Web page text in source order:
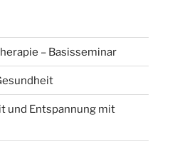
– Basisseminar
und Entspannung mit